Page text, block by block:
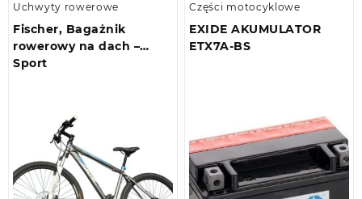
Uchwyty rowerowe
Fischer, Bagażnik
rowerowy na dach –
Sport
Części motocyklowe
EXIDE AKUMULATOR
ETX7A-BS